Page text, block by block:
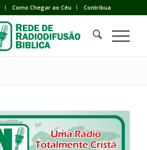
Como Chegar ao Céu Contribua